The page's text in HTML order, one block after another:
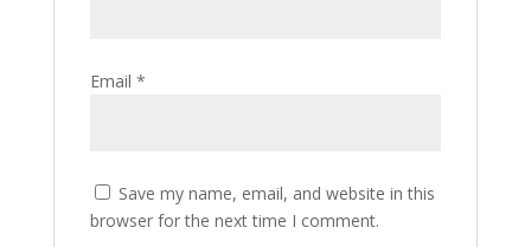
Email *
Save my name, email, and website in this
browser for the next time I comment.